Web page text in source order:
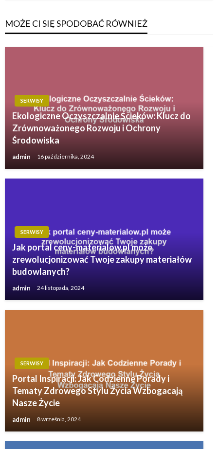
MOŻE CI SIĘ SPODOBAĆ RÓWNIEŻ
SERWISY
Ekologiczne Oczyszczalnie Ścieków: Klucz do
Zrównoważonego Rozwoju i Ochrony
Środowiska
admin 16 października, 2024
SERWISY
Jak portal ceny-materialow.pl może
zrewolucjonizować Twoje zakupy materiałów
budowlanych?
admin 24 listopada, 2024
SERWISY
Portal Inspiracji: Jak Codzienne Porady i
Tematy Zdrowego Stylu Życia Wzbogacają
Nasze Życie
admin 8 września, 2024